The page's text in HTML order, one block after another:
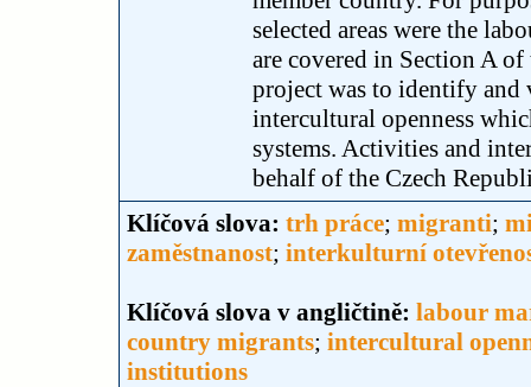
selected areas were the
are covered in Section A
project was to identify
intercultural openness
systems. Activities and
behalf of the Czech
Klíčová slova: trh práce; migranti;
zaměstnanost; interkulturní
Klíčová slova v angličtině: labour
country migrants; intercultural
institutions